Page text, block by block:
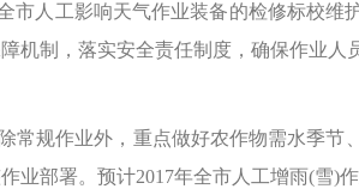
市人工影响天气作业装备的检修标校维
机制，落实安全责任制度，确保作业人
规作业外，重点做好农作物需水季节
部署。预计2017年全市人工增雨(雪)作